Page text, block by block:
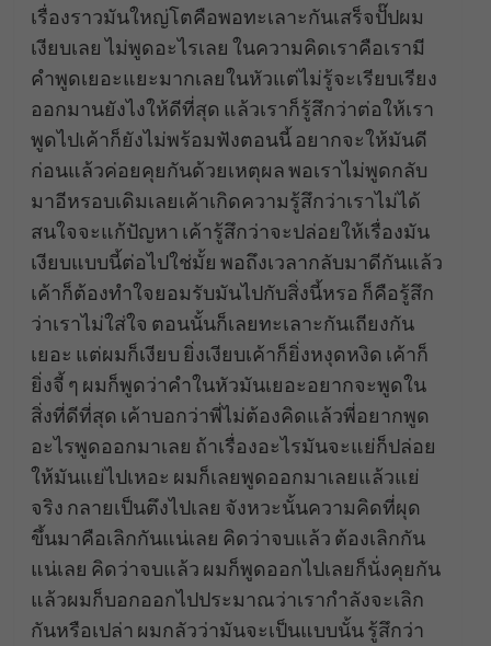
เรื่องราวมันใหญ่โตคือพอทะเลาะกันเสร็จปั๊ปผม
เงียบเลย ไม่พูดอะไรเลย ในความคิดเราคือเรามี
คำพูดเยอะแยะมากเลยในหัวแต่ไม่รู้จะเรียบเรียง
ออกมานยังไงให้ดีที่สุด แล้วเราก็รู้สึกว่าต่อให้เรา
พูดไปเค้าก็ยังไม่พร้อมฟังตอนนี้ อยากจะให้มันดี
ก่อนแล้วค่อยคุยกันด้วยเหตุผล พอเราไม่พูดกลับ
มาอีหรอบเดิมเลยเค้าเกิดความรู้สึกว่าเราไม่ได้
สนใจจะแก้ปัญหา เค้ารู้สึกว่าจะปล่อยให้เรื่องมัน
เงียบแบบนี้ต่อไปใช่มั้ย พอถึงเวลากลับมาดีกันแล้ว
เค้าก็ต้องทำใจยอมรับมันไปกับสิ่งนี้หรอ ก็คือรู้สึก
ว่าเราไม่ใส่ใจ ตอนนั้นก็เลยทะเลาะกันเถียงกัน
เยอะ แต่ผมก็เงียบ ยิ่งเงียบเค้าก็ยิ่งหงุดหงิด เค้าก็
ยิ่งจี้ ๆ ผมก็พูดว่าคำในหัวมันเยอะอยากจะพูดใน
สิ่งที่ดีที่สุด เค้าบอกว่าพี่ไม่ต้องคิดแล้วพี่อยากพูด
อะไรพูดออกมาเลย ถ้าเรื่องอะไรมันจะแย่ก็ปล่อย
ให้มันแย่ไปเหอะ ผมก็เลยพูดออกมาเลยแล้วแย่
จริง กลายเป็นตึงไปเลย จังหวะนั้นความคิดที่ผุด
ขึ้นมาคือเลิกกันแน่เลย คิดว่าจบแล้ว ต้องเลิกกัน
แน่เลย คิดว่าจบแล้ว ผมก็พูดออกไปเลยก็นั่งคุยกัน
แล้วผมก็บอกออกไปประมาณว่าเรากำลังจะเลิก
กันหรือเปล่า ผมกลัวว่ามันจะเป็นแบบนั้น รู้สึกว่า